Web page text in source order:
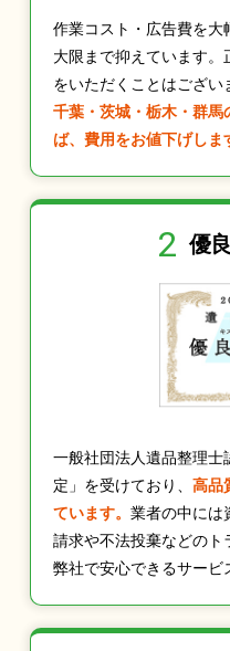
作業コスト・広告費を大
大限まで抑えています
をいただくことはござい
千葉・茨城・栃木・群馬
ば、費用をお値下げしま
2 優
一般社団法人遺品整理士
定」を受けており、 高品
ています。 業者の中には
請求や不法投棄などのト
弊社で安心できるサービ